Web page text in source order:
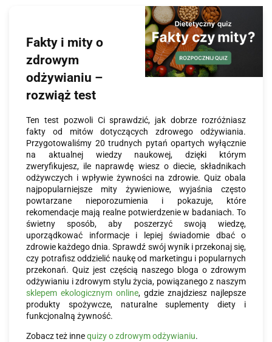
Fakty i mity o
zdrowym
odżywianiu –
rozwiąż test
Ten test pozwoli Ci sprawdzić, jak dobrze rozróżniasz
fakty od mitów dotyczących zdrowego odżywiania.
Przygotowaliśmy 20 trudnych pytań opartych wyłącznie
na aktualnej wiedzy naukowej, dzięki którym
zweryfikujesz, ile naprawdę wiesz o diecie, składnikach
odżywczych i wpływie żywności na zdrowie. Quiz obala
najpopularniejsze mity żywieniowe, wyjaśnia często
powtarzane nieporozumienia i pokazuje, które
rekomendacje mają realne potwierdzenie w badaniach. To
świetny sposób, aby poszerzyć swoją wiedzę,
uporządkować informacje i lepiej świadomie dbać o
zdrowie każdego dnia. Sprawdź swój wynik i przekonaj się,
czy potrafisz oddzielić naukę od marketingu i popularnych
przekonań. Quiz jest częścią naszego bloga o zdrowym
odżywianiu i zdrowym stylu życia, powiązanego z naszym
sklepem ekologicznym online, gdzie znajdziesz najlepsze
produkty spożywcze, naturalne suplementy diety i
funkcjonalną żywność.
Zobacz też innequizy o zdrowym odżywianiu.